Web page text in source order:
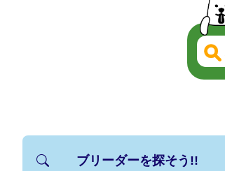
ブリーダーを探そう!!